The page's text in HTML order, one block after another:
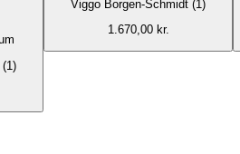
Viggo Borgen-Schmidt (1)
1.670,00 kr.